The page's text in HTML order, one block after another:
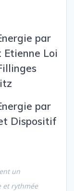
par
Etienne Loi
par
Dispositif
un
et rythmée